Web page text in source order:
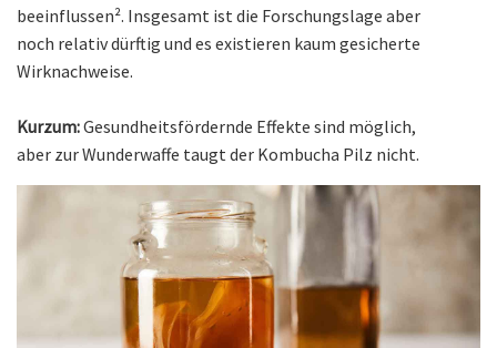
beeinflussen². Insgesamt ist die Forschungslage aber
noch relativ dürftig und es existieren kaum gesicherte
Wirknachweise.
Kurzum:Gesundheitsfördernde Effekte sind möglich,
aber zur Wunderwaffe taugt der Kombucha Pilz nicht.